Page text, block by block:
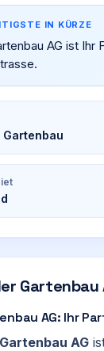
IN KÜRZE
AG ist Ihr
Gartenbau
Gartenbau
AG: Ihr
AG